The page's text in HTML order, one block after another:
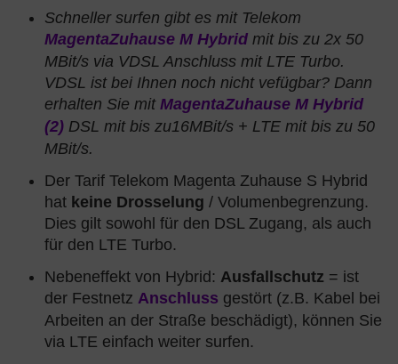
Schneller surfen gibt es mit Telekom
MagentaZuhause M Hybrid mit bis zu 2x 50
MBit/s via VDSL Anschluss mit LTE Turbo.
VDSL ist bei Ihnen noch nicht vefügbar? Dann
erhalten Sie mit MagentaZuhause M Hybrid
(2) DSL mit bis zu16MBit/s + LTE mit bis zu 50
MBit/s.
Der Tarif Telekom Magenta Zuhause S Hybrid
hat keine Drosselung / Volumenbegrenzung.
Dies gilt sowohl für den DSL Zugang, als auch
für den LTE Turbo.
Nebeneffekt von Hybrid: Ausfallschutz = ist
der Festnetz Anschluss gestört (z.B. Kabel bei
Arbeiten an der Straße beschädigt), können Sie
via LTE einfach weiter surfen.